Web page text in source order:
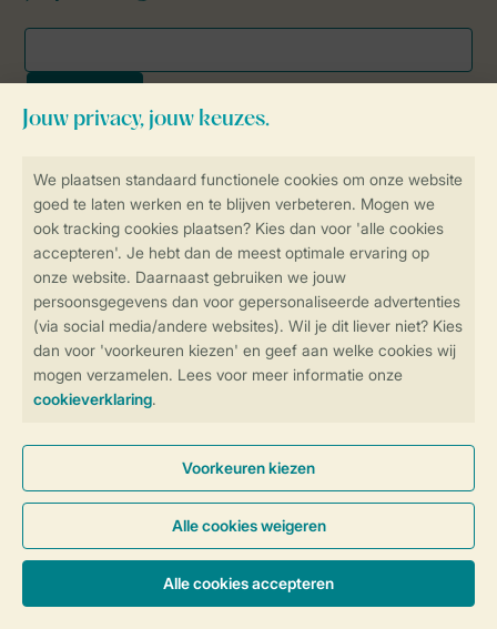
Controle over jouw gegevens &
Veilig en snel online boeken
SSL certificaat
Veilige gegevensoverdracht
Algemene voorwaarden Privacy notice
Cookies en banners
Toegankelijkheid © 2026 Landal